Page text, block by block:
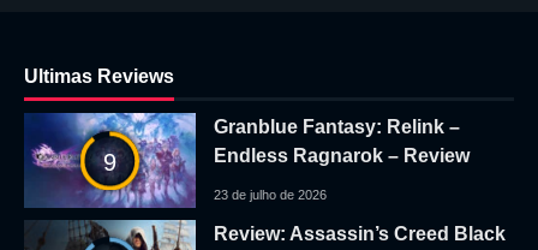
Ultimas Reviews
9
Granblue Fantasy: Relink –
Endless Ragnarok – Review
23 de julho de 2026
Review: Assassin’s Creed Black